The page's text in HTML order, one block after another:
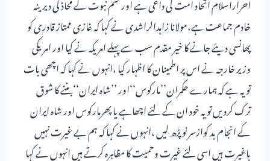
خادم جماعت ہے،مولانا زاہدالراشدی نے کہا کہ غازی ممتاز قادری کو
پھانسی دیئے جانے کا خیر مقدم سب سے پہلے امریکہ نے کیا اور امریکی
وزیر خارجہ نے اس پر اطمینان کا اظہار کیا ،انہوں نے کہا کہ اچھی بات
تو یہ ہے کہ ہمارے حکمران’’مارکوس‘‘اور ’’شاہ ایران‘‘بننے کا شوق
ترک کردیں تویہ خود ان کے لئے اچھاہے یا پھرمارکوس اور شاہ ایران
کے انجام بد کوازسر نو پڑھ لیں ،انہوں نے کہا کہ ہم بے غیرت نہیں
باغیرت ہیں اسی لئے غیرت وحمیت کا مظاہرہ کرتے ہیں انہوں نے کہا